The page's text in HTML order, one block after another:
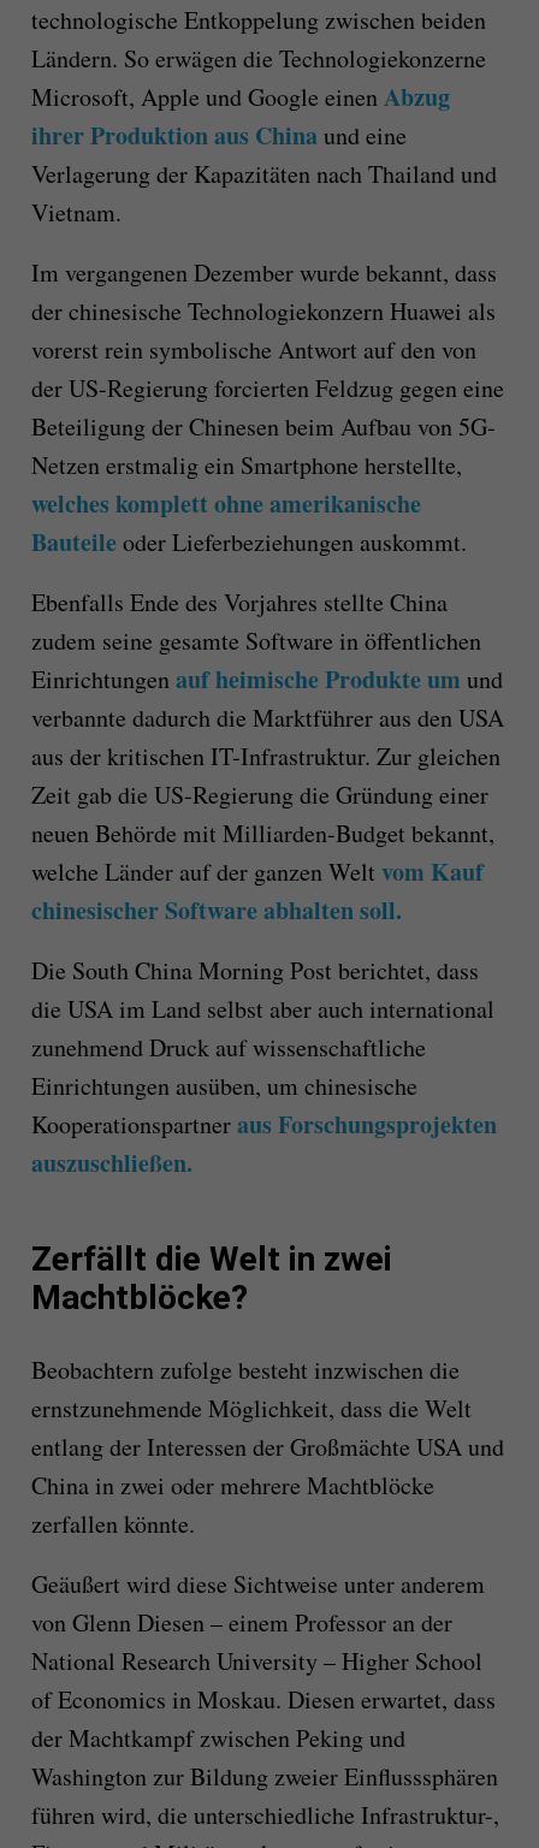
technologische Entkoppelung zwischen beiden
Ländern. So erwägen die Technologiekonzerne
Microsoft, Apple und Google einenAbzug
ihrer Produktion aus Chinaund eine
Verlagerung der Kapazitäten nach Thailand und
Vietnam.
Im vergangenen Dezember wurde bekannt, dass
der chinesische Technologiekonzern Huawei als
vorerst rein symbolische Antwort auf den von
der US-Regierung forcierten Feldzug gegen eine
Beteiligung der Chinesen beim Aufbau von 5G-
Netzen erstmalig ein Smartphone herstellte,
welches komplett ohne amerikanische
Bauteile oder Lieferbeziehungen auskommt.
Ebenfalls Ende des Vorjahres stellte China
zudem seine gesamte Software in öffentlichen
Einrichtungenauf heimische Produkte um und
verbannte dadurch die Marktführer aus den USA
aus der kritischen IT-Infrastruktur. Zur gleichen
Zeit gab die US-Regierung die Gründung einer
neuen Behörde mit Milliarden-Budget bekannt,
welche Länder auf der ganzen Welt vom Kauf
chinesischer Software abhalten soll.
Die South China Morning Post berichtet, dass
die USA im Land selbst aber auch international
zunehmend Druck auf wissenschaftliche
Einrichtungen ausüben, um chinesische
Kooperationspartneraus Forschungsprojekten
auszuschließen.
Zerfällt die Welt in zwei
Machtblöcke?
Beobachtern zufolge besteht inzwischen die
ernstzunehmende Möglichkeit, dass die Welt
entlang der Interessen der Großmächte USA und
China in zwei oder mehrere Machtblöcke
zerfallen könnte.
Geäußert wird diese Sichtweise unter anderem
von Glenn Diesen – einem Professor an der
National Research University – Higher School
of Economics in Moskau. Diesen erwartet, dass
der Machtkampf zwischen Peking und
Washington zur Bildung zweier Einflusssphären
führen wird, die unterschiedliche Infrastruktur-,